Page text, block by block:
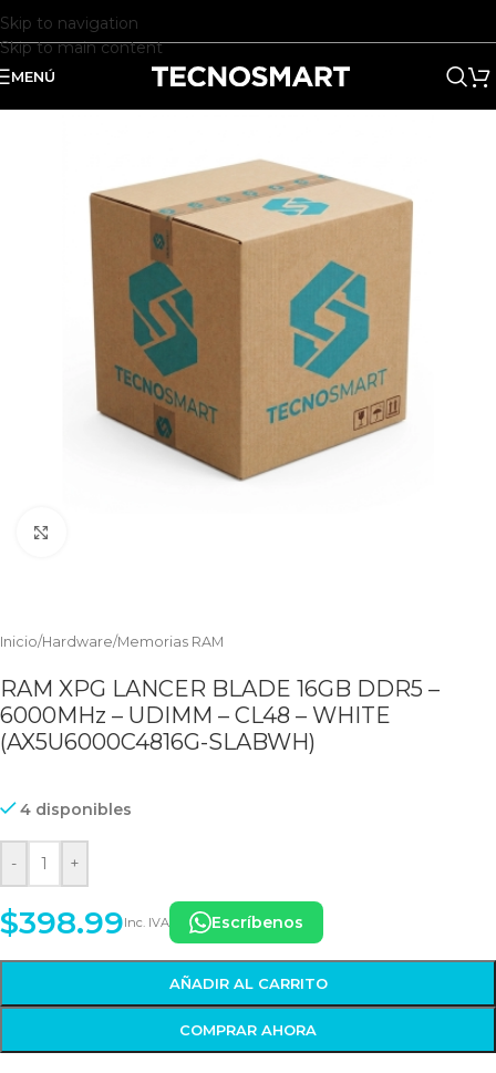
Skip to navigation
Skip to main content
MENÚ
Inicio/Hardware/Memorias RAM
RAM XPG LANCER BLADE 16GB DDR5 –
6000MHz – UDIMM – CL48 – WHITE
(AX5U6000C4816G-SLABWH)
4 disponibles
- +
$398.99Inc. IVA Escríbenos
AÑADIR AL CARRITO
COMPRAR AHORA